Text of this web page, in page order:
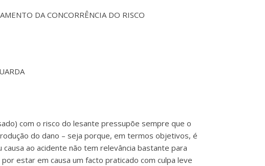
DA CONCORRÊNCIA DO RISCO
com o risco do lesante pressupõe sempre que o
do dano – seja porque, em termos objetivos, é
ao acidente não tem relevância bastante para
estar em causa um facto praticado com culpa leve